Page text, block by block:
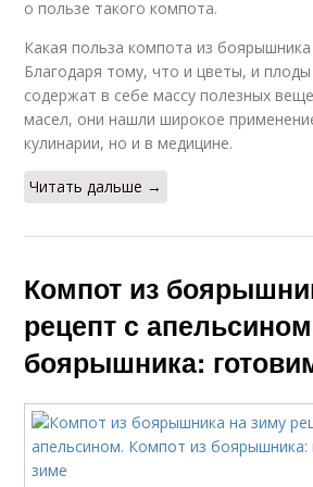
о пользе такого компота.
Какая польза компота из боярышника
Благодаря тому, что и цветы, и
содержат в себе массу полезных
масел, они нашли широкое
кулинарии, но и в медицине.
Читать дальше →
Компот из
рецепт с
боярышника: